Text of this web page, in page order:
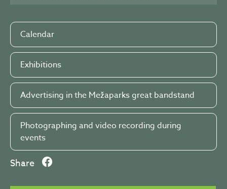
Calendar
Exhibitions
Advertising in the Mežaparks great bandstand
Photographing and video recording during
events
Share